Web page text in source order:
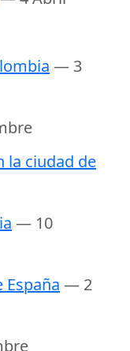
— 3
la ciudad de
— 10
— 2